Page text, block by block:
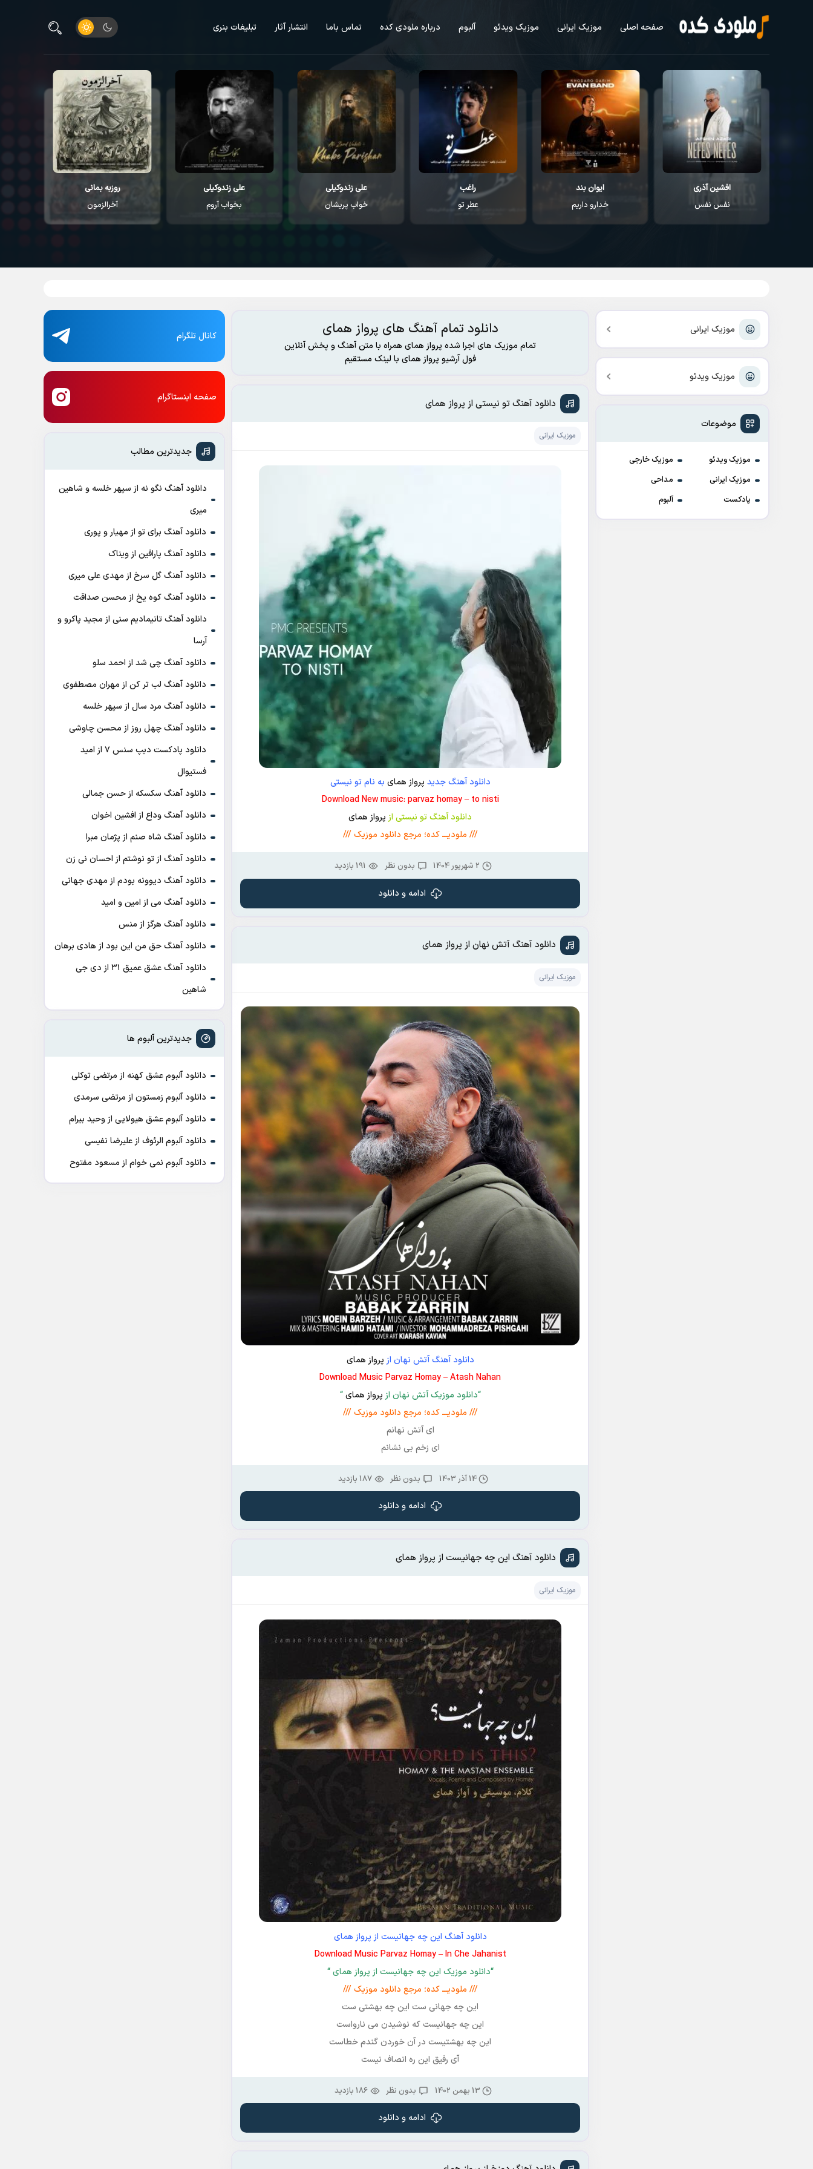
صفحه اصلی موزیک ایرانی موزیک ویدئو آلبوم درباره ملودی کده تماس باما انتشار آثار تبلیغات بنری
ایوان بند
خدارو داریم
راغب
عطر تو
علی زندوکیلی
خواب پریشان
علی زندوکیلی
بخواب آروم
روزبه بمانی
آخرالزمون
مهدی دارابی
گل پر پر
موزیک ایرانی
موزیک ویدئو
موضوعات
موزیک ویدئو
موزیک خارجی
موزیک ایرانی
مداحی
پادکست
آلبوم
دانلود تمام آهنگ های پرواز همای
تمام موزیک های اجرا شده پرواز همای همراه با متن آهنگ و پخش آنلاین
فول آرشیو پرواز همای با لینک مستقیم
دانلود آهنگ تو نیستی از پرواز همای
موزیک ایرانی
دانلود آهنگ جدید پرواز همای به نام تو نیستی
Download New music: parvaz homay – to nisti
دانلود آهنگ تو نیستی ازپرواز همای
/// ملودیـــ کده؛ مرجع دانلود موزیک ///
2 شهریور 1404 بدون نظر 191 بازدید
ادامه و دانلود
دانلود آهنگ آتش نهان از پرواز همای
موزیک ایرانی
دانلود آهنگ آتش نهان از پرواز همای
Download Music Parvaz Homay – Atash Nahan
“دانلود موزیک آتش نهان از پرواز همای“
/// ملودیـــ کده؛ مرجع دانلود موزیک ///
ای آتش نهانم
ای زخم بی نشانم
14 آذر 1403 بدون نظر 187 بازدید
ادامه و دانلود
دانلود آهنگ این چه جهانیست از پرواز همای
موزیک ایرانی
دانلود آهنگ این چه جهانیست از پرواز همای
Download Music Parvaz Homay – In Che Jahanist
“دانلود موزیک این چه جهانیست از پرواز همای “
/// ملودیـــ کده؛ مرجع دانلود موزیک ///
این چه جهانی ست این چه بهشتی ست
این چه جهانیست که نوشیدن می نارواست
این چه بهشتیست در آن خوردن گندم خطاست
آی رفیق این ره انصاف نیست
13 بهمن 1402 بدون نظر 186 بازدید
ادامه و دانلود
کانال تلگرام
صفحه اینستاگرام
جدیدترین مطالب
دانلود آهنگ نگو نه از سپهر خلسه و شاهین
میری
دانلود آهنگ برای تو از مهیار و پوری
دانلود آهنگ پارافین از ویناک
دانلود آهنگ گل سرخ از مهدی علی میری
دانلود آهنگ کوه یخ از محسن صداقت
دانلود آهنگ تانیمادیم سنی از مجید پاکرو و
آرسا
دانلود آهنگ چی شد از احمد سلو
دانلود آهنگ لب تر کن از مهران مصطفوی
دانلود آهنگ مرد سال از سپهر خلسه
دانلود آهنگ چهل روز از محسن چاوشی
دانلود پادکست ديپ سنس ۷ از اميد
فستيوال
دانلود آهنگ سکسکه از حسن جمالی
دانلود آهنگ وداع از افشين اخوان
دانلود آهنگ شاه صنم از پژمان مبرا
دانلود آهنگ از تو نوشتم از احسان نی زن
دانلود آهنگ دیوونه بودم از مهدی جهانی
دانلود آهنگ می از امین و امید
دانلود آهنگ هرگز از منس
دانلود آهنگ حق من این بود از هادی برهان
دانلود آهنگ عشق عمیق ۳۱ از دی جی
شاهین
جدیدترین آلبوم ها
دانلود آلبوم عشق کهنه از مرتضی توکلی
دانلود آلبوم زمستون از مرتضی سرمدی
دانلود آلبوم عشق هیولایی از وحید بیرام
دانلود آلبوم الرئوف از علیرضا نفیسی
دانلود آلبوم نمی خوام از مسعود مفتوح